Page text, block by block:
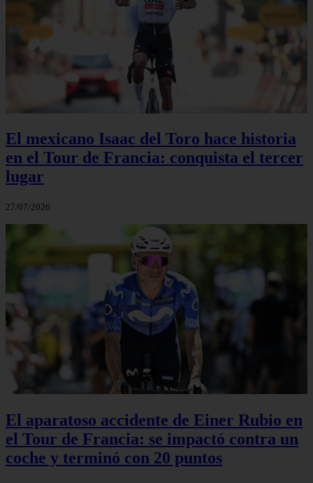
El mexicano Isaac del Toro hace historia
en el Tour de Francia: conquista el tercer
lugar
27/07/2026
El aparatoso accidente de Einer Rubio en
el Tour de Francia: se impactó contra un
coche y terminó con 20 puntos